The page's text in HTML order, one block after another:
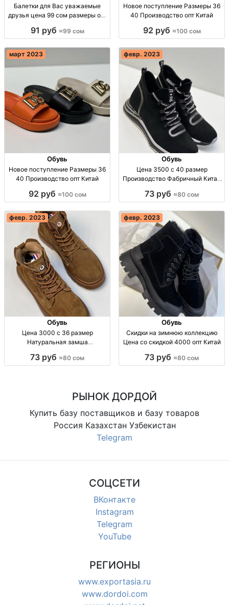
Балетки для Вас уважаемые
друзья цена 99 сом размеры опт
91 руб ≈99 сом
Новое поступление Размеры 36
40 Производство опт Китай
92 руб ≈100 сом
март 2023
Обувь
Новое поступление Размеры 36
40 Производство опт Китай
92 руб ≈100 сом
февр. 2023
Обувь
Цена 3500 с 40 размер
Производство Фабричный Китай
73 руб ≈80 сом
февр. 2023
Обувь
Цена 3000 с 36 размер
Натуральная замша
73 руб ≈80 сом
февр. 2023
Обувь
Скидки на зимнюю коллекцию
Цена со скидкой 4000 опт Китай
73 руб ≈80 сом
РЫНОК ДОРДОЙ
Купить базу поставщиков и базу товаров
Россия Казахстан Узбекистан
Telegram
СОЦСЕТИ
ВКонтакте
Instagram
Telegram
YouTube
РЕГИОНЫ
www.exportasia.ru
www.dordoi.com